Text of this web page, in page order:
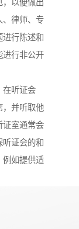
，以便做出
、律师、专
行陈述和
进行非公开
在听证会
，并听取他
证室通常会
证会的和
例如提供适